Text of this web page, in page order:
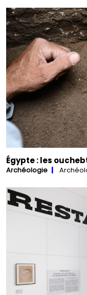
Égypte : les
Archéologie